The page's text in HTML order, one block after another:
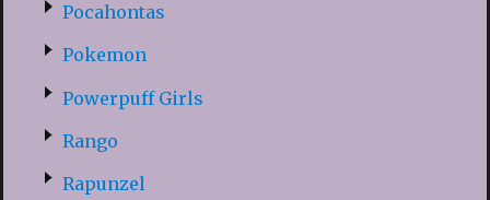
Pocahontas
Pokemon
Powerpuff Girls
Rango
Rapunzel